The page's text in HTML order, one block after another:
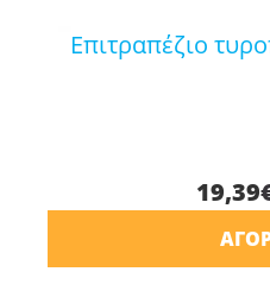
επιτραπέζιο
19,39